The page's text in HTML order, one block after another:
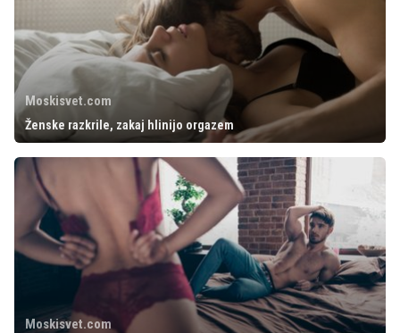
Moskisvet.com
Ženske razkrile, zakaj hlinijo orgazem
Moskisvet.com